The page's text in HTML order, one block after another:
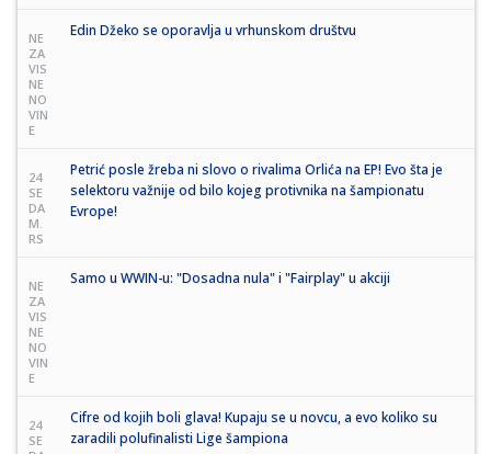
NE
ZA
VIS
NE
NO
VIN
E
Edin Džeko se oporavlja u vrhunskom društvu
24
SE
DA
M.
RS
Petrić posle žreba ni slovo o rivalima Orlića na EP! Evo šta je
selektoru važnije od bilo kojeg protivnika na šampionatu
Evrope!
NE
ZA
VIS
NE
NO
VIN
E
Samo u WWIN-u: "Dosadna nula" i "Fairplay" u akciji
24
SE
Cifre od kojih boli glava! Kupaju se u novcu, a evo koliko su
zaradili polufinalisti Lige šampiona